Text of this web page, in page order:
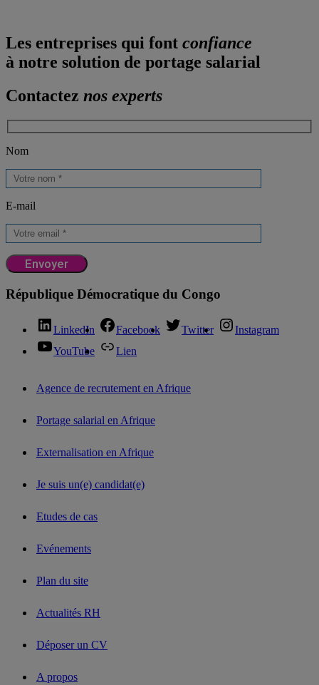
Les entreprises qui font confiance
à notre solution de portage salarial
Contactez nos experts
Nom
E-mail
République Démocratique du Congo
LinkedIn Facebook Twitter
Instagram
YouTube
Lien
Agence de recrutement en Afrique
Portage salarial en Afrique
Externalisation en Afrique
Je suis un(e) candidat(e)
Etudes de cas
Evénements
Plan du site
Actualités RH
Déposer un CV
A propos